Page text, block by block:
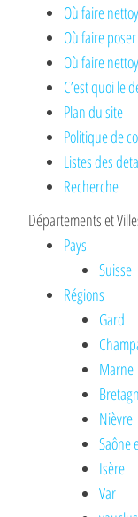
Où faire
Où faire
Où faire
C’est quoi le
Plan du site
Politique de
Listes des
Recherche
Départements et
Pays
Suisse
Régions
Gard
Marne
Nièvre
Saône
Isère
Var